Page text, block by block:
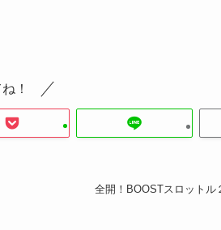
！
全開！BOOSTスロットル